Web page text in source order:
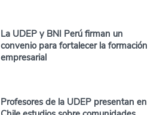
La UDEP y BNI Perú firman un
convenio para fortalecer la formación
empresarial
Profesores de la UDEP presentan en